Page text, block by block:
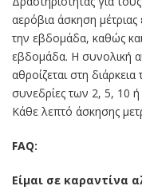
αερόβια άσκηση μέτριας
την εβδομάδα, καθώς
εβδομάδα. Η συνολική
αθροίζεται στη
συνεδρίες των 2, 5, 10
Κάθε λεπτό άσκησης
FAQ:
Είμαι σε καραντίνα